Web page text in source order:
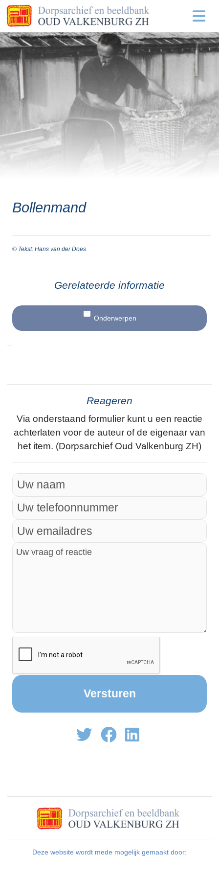
Bollenmand
© Tekst: Hans van der Does
Gerelateerde informatie
Onderwerpen
Reageren
Via onderstaand formulier kunt u een reactie
achterlaten voor de auteur of de eigenaar van
het item. (Dorpsarchief Oud Valkenburg ZH)
Deze website wordt mede mogelijk gemaakt door: